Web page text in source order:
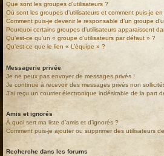
Que sont les groupes d’utilisateurs ?
Où sont les groupes d’utilisateurs et comment puis-je
Comment puis-je devenir le responsable d’un groupe
Pourquoi certains groupes d’utilisateurs apparaissent
Qu’est-ce qu’un « groupe d’utilisateurs par défaut » ?
Qu’est-ce que le lien « L’équipe » ?
Messagerie privée
Je ne peux pas envoyer de messages privés !
Je continue à recevoir des messages privés non
J’ai reçu un courrier électronique indésirable de la part
Amis et ignorés
À quoi sert ma liste d’amis et d’ignorés ?
Comment puis-je ajouter ou supprimer des utilisateurs
Recherche dans les forums